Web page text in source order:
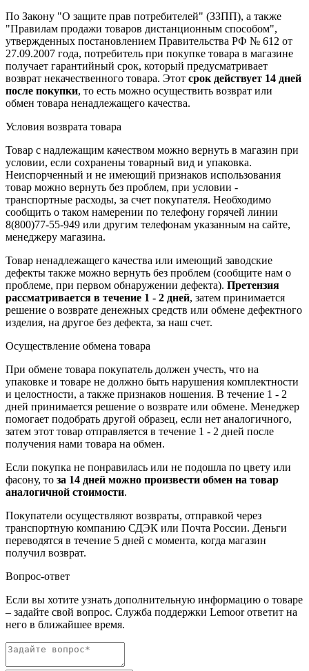
По Закону "О защите прав потребителей" (ЗЗПП), а также
"Правилам продажи товаров дистанционным способом",
утвержденных постановлением Правительства РФ № 612 от
27.09.2007 года, потребитель при покупке товара в магазине
получает гарантийный срок, который предусматривает
возврат некачественного товара. Этот срок действует 14 дней
после покупки, то есть можно осуществить возврат или
обмен товара ненадлежащего качества.
Условия возврата товара
Товар с надлежащим качеством можно вернуть в магазин при
условии, если сохранены товарный вид и упаковка.
Неиспорченный и не имеющий признаков использования
товар можно вернуть без проблем, при условии -
транспортные расходы, за счет покупателя. Необходимо
сообщить о таком намерении по телефону горячей линии
8(800)77-55-949 или другим телефонам указанным на сайте,
менеджеру магазина.
Товар ненадлежащего качества или имеющий заводские
дефекты также можно вернуть без проблем (сообщите нам о
проблеме, при первом обнаружении дефекта). Претензия
рассматривается в течение 1 - 2 дней, затем принимается
решение о возврате денежных средств или обмене дефектного
изделия, на другое без дефекта, за наш счет.
Осуществление обмена товара
При обмене товара покупатель должен учесть, что на
упаковке и товаре не должно быть нарушения комплектности
и целостности, а также признаков ношения. В течение 1 - 2
дней принимается решение о возврате или обмене. Менеджер
помогает подобрать другой образец, если нет аналогичного,
затем этот товар отправляется в течение 1 - 2 дней после
получения нами товара на обмен.
Если покупка не понравилась или не подошла по цвету или
фасону, то за 14 дней можно произвести обмен на товар
аналогичной стоимости.
Покупатели осуществляют возвраты, отправкой через
транспортную компанию СДЭК или Почта России. Деньги
переводятся в течение 5 дней с момента, когда магазин
получил возврат.
Вопрос-ответ
Если вы хотите узнать дополнительную информацию о товаре
– задайте свой вопрос. Служба поддержки Lemoor ответит на
него в ближайшее время.